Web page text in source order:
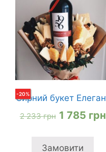
-20%
Сирний букет
2 233грн
2
1 785 грн
Замовити